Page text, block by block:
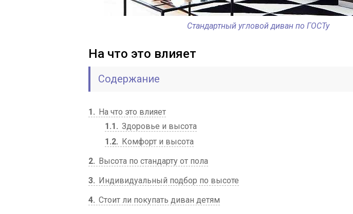
Стандартный угловой диван по ГОСТу
На что это влияет
Содержание
1
На что это влияет
1.1
Здоровье и высота
1.2
Комфорт и высота
2
Высота по стандарту от пола
3
Индивидуальный подбор по высоте
4 Стоит ли покупать диван детям